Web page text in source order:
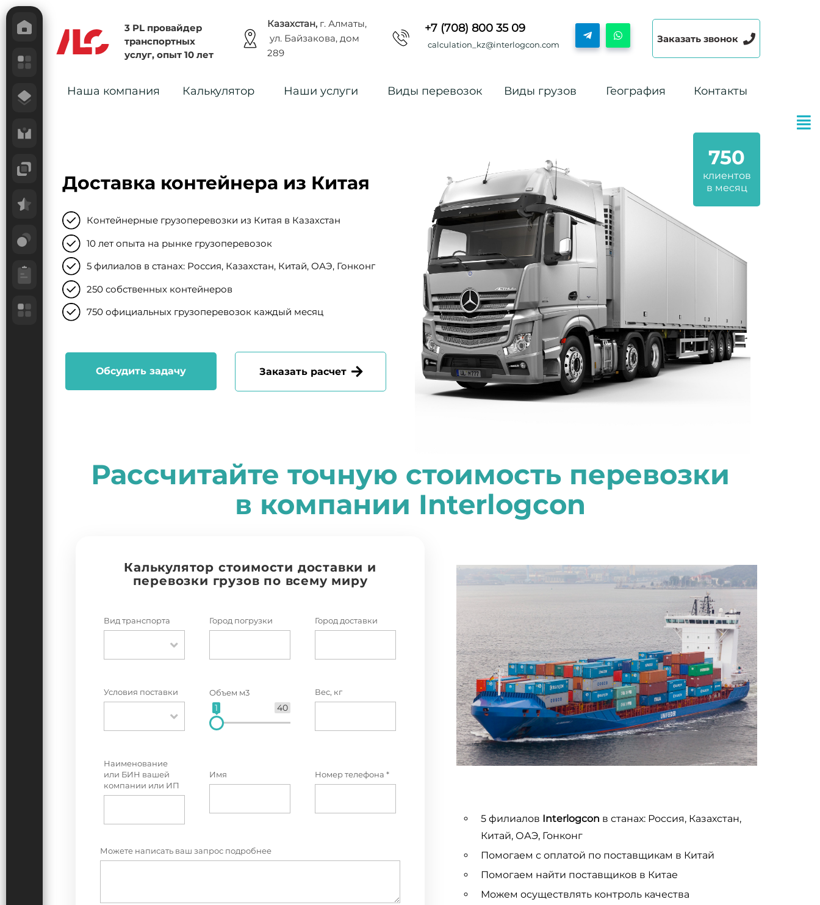
3 PL провайдер
транспортных
услуг, опыт 10 лет
Казахстан, г. Алматы,
ул. Байзакова, дом
289
+7 (708) 800 35 09
calculation_kz@interlogcon.com Заказать звонок
Наша компания Калькулятор Наши услуги Виды перевозок Виды грузов География Контакты
Доставка контейнера из Китая
Контейнерные грузоперевозки из Китая в Казахстан
10 лет опыта на рынке грузоперевозок
5 филиалов в станах: Россия, Казахстан, Китай, ОАЭ, Гонконг
250 собственных контейнеров
750 официальных грузоперевозок каждый месяц
Обсудить задачу Заказать расчет
750
клиентов
в месяц
Рассчитайте точную стоимость перевозки
в компании Interlogcon
Калькулятор стоимости доставки и
перевозки грузов по всему миру
Вид транспорта Город погрузки Город доставки
Условия поставки Объем м3
40
1
Вес, кг
Наименование
или БИН вашей
компании или ИП
Имя Номер телефона *
Можете написать ваш запрос подробнее
5 филиалов Interlogcon в станах: Россия, Казахстан,
Китай, ОАЭ, Гонконг
Помогаем с оплатой по поставщикам в Китай
Помогаем найти поставщиков в Китае
Можем осуществлять контроль качества